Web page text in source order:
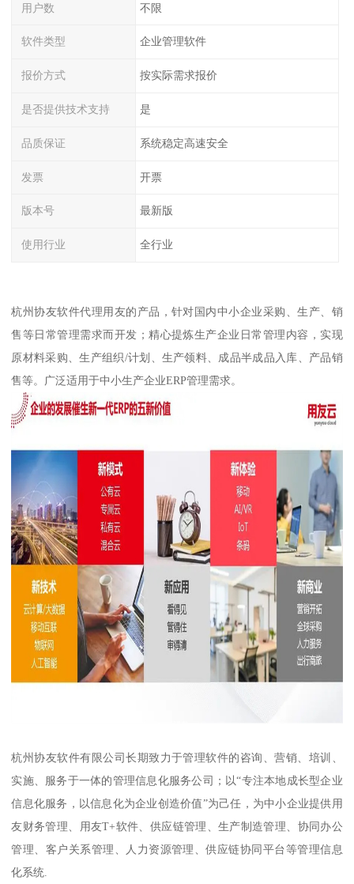
用户数 不限
软件类型 企业管理软件
报价方式 按实际需求报价
是否提供技术支持 是
品质保证 系统稳定高速安全
发票 开票
版本号 最新版
使用行业 全行业
杭州协友软件代理用友的产品，针对国内中小企业采购、生产、销
售等日常管理需求而开发；精心提炼生产企业日常管理内容，实现
原材料采购、生产组织/计划、生产领料、成品半成品入库、产品销
售等。广泛适用于中小生产企业ERP管理需求。
杭州协友软件有限公司长期致力于管理软件的咨询、营销、培训、
实施、服务于一体的管理信息化服务公司；以“专注本地成长型企业
信息化服务，以信息化为企业创造价值”为己任，为中小企业提供用
友财务管理、用友T+软件、供应链管理、生产制造管理、协同办公
管理、客户关系管理、人力资源管理、供应链协同平台等管理信息
化系统.